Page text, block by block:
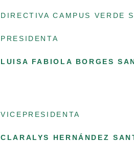
DIRECTIVA CAMPUS VERDE
PRESIDENTA
LUISA FABIOLA BORGES
VICEPRESIDENTA
CLARALYS HERNÁNDEZ